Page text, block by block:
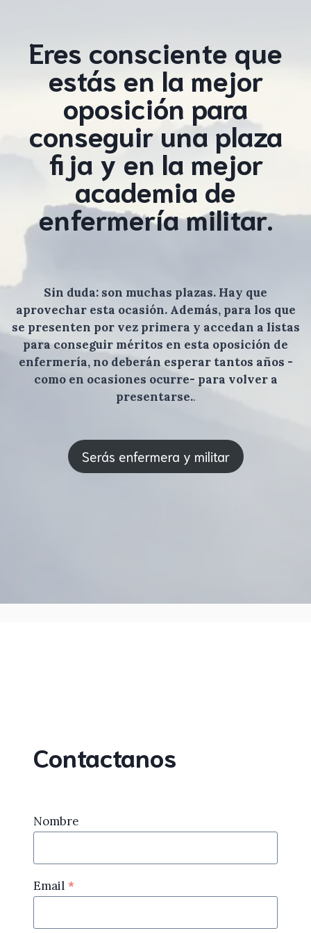
Eres consciente que
estás en la mejor
oposición para
conseguir una plaza
fija y en la mejor
academia de
enfermería militar.
Sin duda: son muchas plazas. Hay que
aprovechar esta ocasión. Además, para los que
se presenten por vez primera y accedan a listas
para conseguir méritos en esta oposición de
enfermería, no deberán esperar tantos años -
como en ocasiones ocurre- para volver a
presentarse..
Serás enfermera y militar
Contactanos
Nombre
Email *